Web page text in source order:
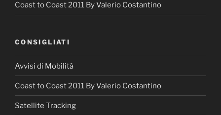
Coast to Coast 2011 By Valerio Costantino
CONSIGLIATI
Avvisi di Mobilità
Coast to Coast 2011 By Valerio Costantino
Satellite Tracking